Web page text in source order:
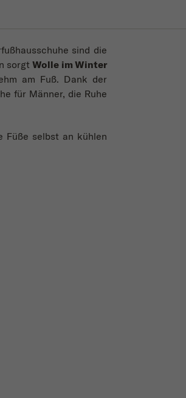
sind die
sorgtWolle im Winter
am Fuß. Dank der
für Männer, die Ruhe
Füße selbst an kühlen